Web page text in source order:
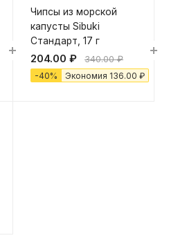
Чипсы из морской
капусты Sibuki
Стандарт, 17 г
204.00 ₽ 340.00₽
-40% Экономия 136.00 ₽